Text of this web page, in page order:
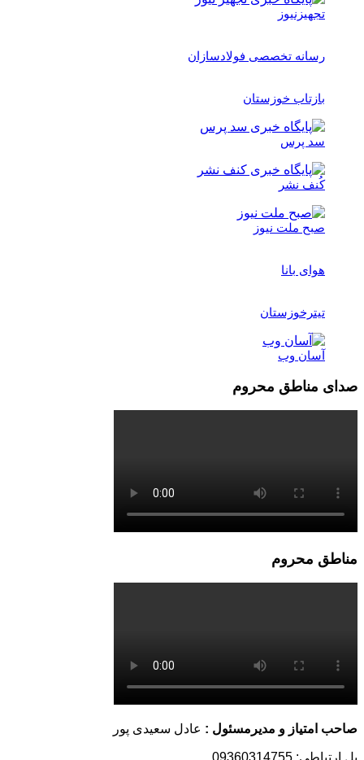
تجهیزنیوز
رسانه تخصصی فولادسازان
بازتاب خوزستان
سد پرس
کُنف نشر
صبح ملت نیوز
هوای بانا
تیترخوزستان
آسان وب
صدای مناطق محروم
مناطق محروم
صاحب امتیاز و مدیرمسئول : عادل سعیدی پور
پل ارتباطی: 09360314755